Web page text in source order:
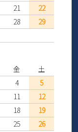
21
22
28
29
金
土
4
5
11
12
18
19
25
26